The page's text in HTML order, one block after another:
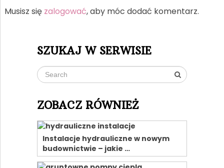
Musisz się zalogować, aby móc dodać komentarz.
SZUKAJ W SERWISIE
ZOBACZ RÓWNIEŻ
Instalacje hydrauliczne w nowym
budownictwie – jakie …